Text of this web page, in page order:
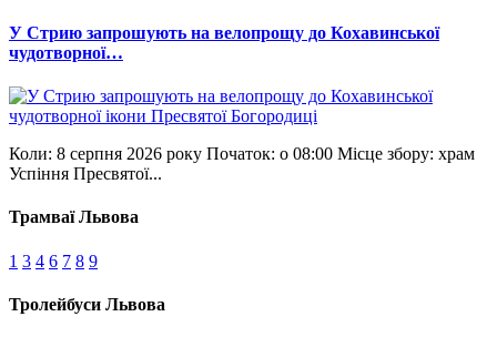
У Стрию запрошують на велопрощу до Кохавинської
чудотворної…
Коли: 8 серпня 2026 року Початок: о 08:00 Місце збору: храм
Успіння Пресвятої...
Трамваї Львова
1 3 4 6 7 8 9
Тролейбуси Львова